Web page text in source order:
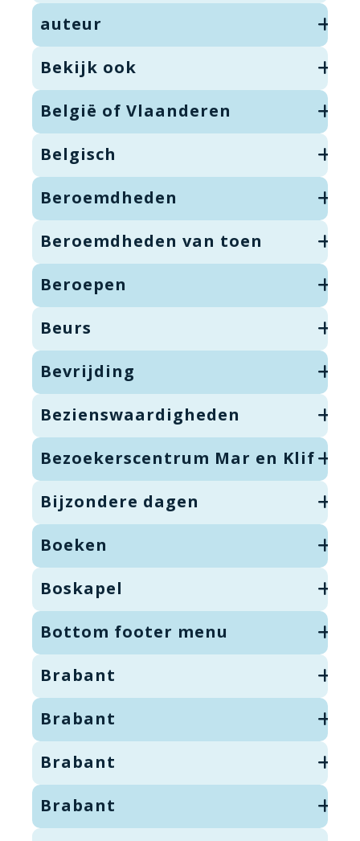
auteur
Bekijk ook
België of Vlaanderen
Belgisch
Beroemdheden
Beroemdheden van toen
Beroepen
Beurs
Bevrijding
Bezienswaardigheden
Bezoekerscentrum Mar en Klif
Bijzondere dagen
Boeken
Boskapel
Bottom footer menu
Brabant
Brabant
Brabant
Brabant